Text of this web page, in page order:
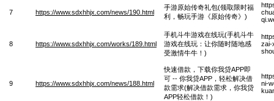
7 https://www.sdxhhjx.com/news/190.html
手游原始传奇礼包(领取限时福
利，畅玩手游《原始传奇》)
8 https://www.sdxhhjx.com/works/189.html
手机斗牛游戏在线玩(手机斗牛
游戏在线玩：让你随时随地感
受激情牛牛！)
zai-
9 https://www.sdxhhjx.com/news/188.html
快速借款，下载你我贷APP即
可 -- 你我贷APP，轻松解决借
款需求(解决借款需求，你我贷
APP轻松借款！)
ni-